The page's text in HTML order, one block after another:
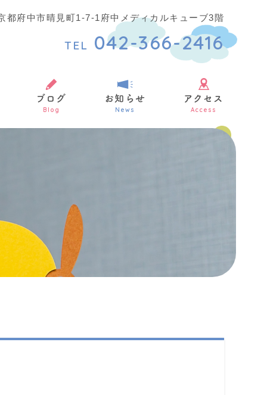
都府中市晴見町1-7-1府中メディカルキューブ3階
TEL 042-366-2416
ブログ
Blog
お知らせ
News
アクセス
Access